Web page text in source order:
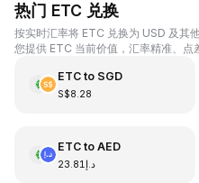
热门 ETC 兑换
按实时汇率将 ETC 兑换为 USD 及其
您提供 ETC 当前价值，汇率精准、点
ETCto SGD
S$8.28
ETCto AED
د.إ23.81